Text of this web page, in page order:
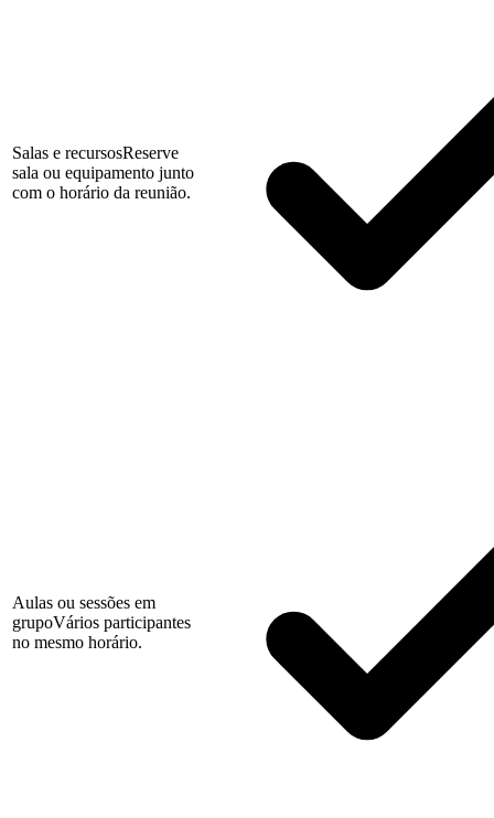
Salas e recursosReserve
sala ou equipamento junto
com o horário da reunião.
Aulas ou sessões em
grupoVários participantes
no mesmo horário.